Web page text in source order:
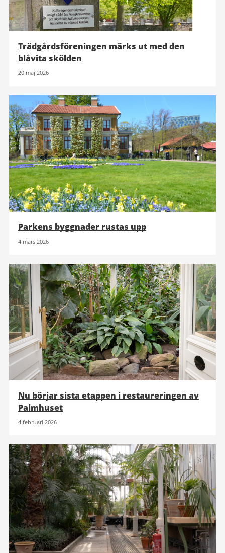
Trädgårdsföreningen märks ut med den
blåvita skölden
20 maj 2026
Parkens byggnader rustas upp
4 mars 2026
Nu börjar sista etappen i restaureringen av
Palmhuset
4 februari 2026